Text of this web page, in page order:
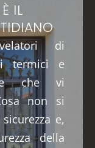
IL
di
termici e
che vi
non si
e,
della